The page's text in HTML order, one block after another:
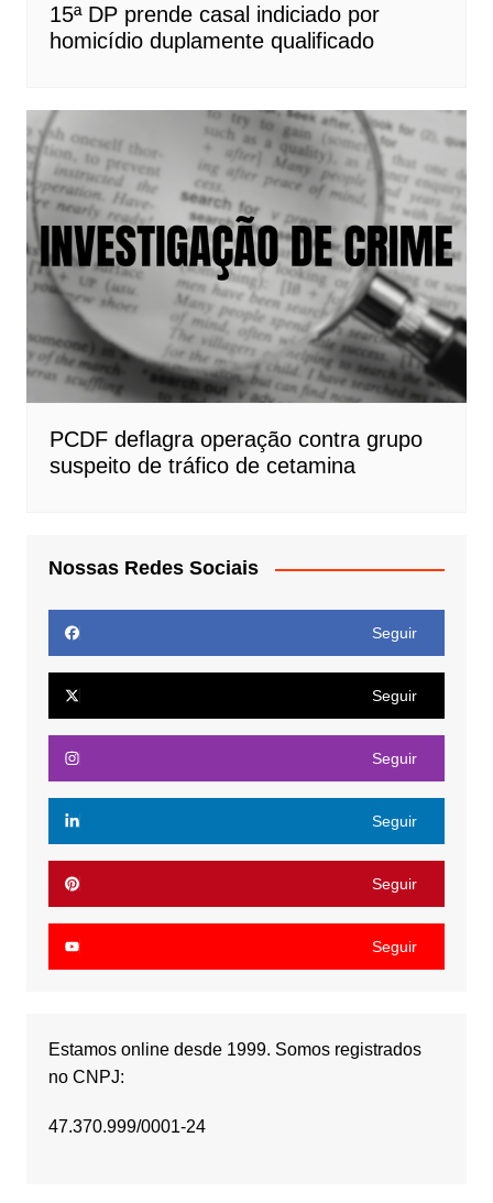
15ª DP prende casal indiciado por
homicídio duplamente qualificado
PCDF deflagra operação contra grupo
suspeito de tráfico de cetamina
Nossas Redes Sociais
Seguir
Seguir
Seguir
Seguir
Seguir
Seguir
Estamos online desde 1999. Somos registrados
no CNPJ:
47.370.999/0001-24